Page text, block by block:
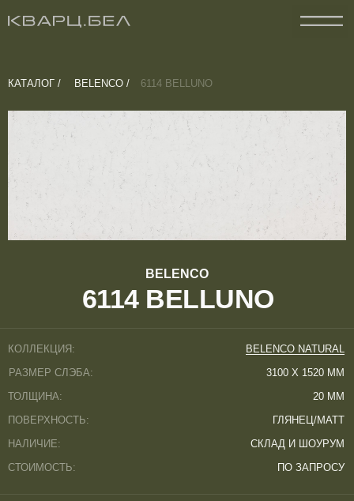
6114 BELLUNO
BELENCO
КОЛЛЕКЦИЯ:
BELENCO NATURAL
3100 Х 1520 ММ
РАЗМЕР СЛЭБА:
ТОЛЩИНА:
20 ММ
ГЛЯНЕЦ/МАТТ
ПОВЕРХНОСТЬ:
НАЛИЧИЕ:
СКЛАД И ШОУРУМ
ПО ЗАПРОСУ
СТОИМОСТЬ:
КАТАЛОГ / BELENCO / 6114 BELLUNO